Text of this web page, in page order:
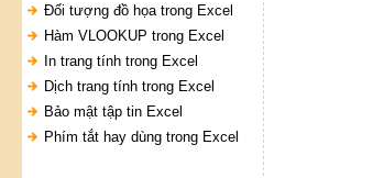
Đối tượng đồ họa trong Excel
Hàm VLOOKUP trong Excel
In trang tính trong Excel
Dịch trang tính trong Excel
Bảo mật tập tin Excel
Phím tắt hay dùng trong Excel